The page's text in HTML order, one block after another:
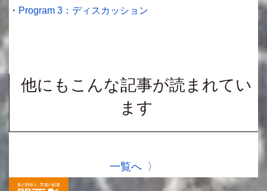
・ Program 3：ディスカッション
他にもこんな記事が読まれてい
ます
一覧へ